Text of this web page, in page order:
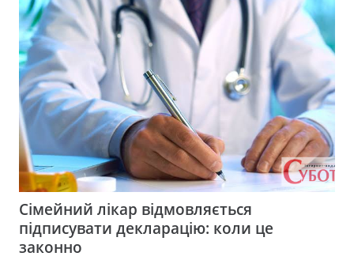
Сімейний лікар відмовляється
підписувати декларацію: коли це
законно